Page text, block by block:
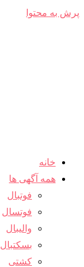
پرش به محتوا
خانه
همه آگهی ها
فوتبال
فوتسال
والیبال
بسکتبال
کشتی